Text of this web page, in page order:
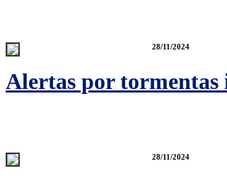
28/11/2024
Alertas por tormentas
28/11/2024